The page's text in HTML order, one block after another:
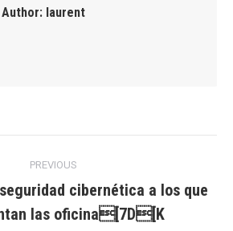
Author: laurent
PREVIOUS
post:
cibernética a los que
las oficina[7D[K